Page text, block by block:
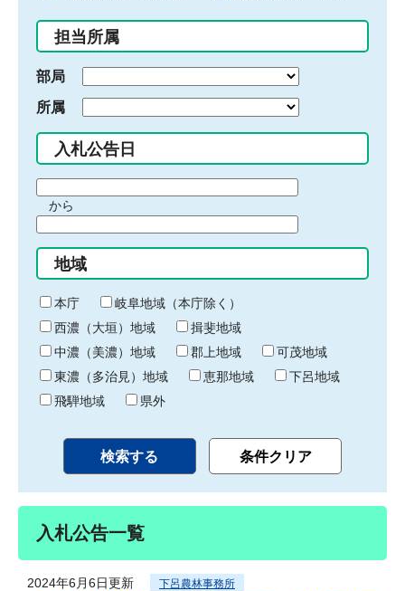
入
力
担当所属
部局
所属
入札公告日
間
始
り
から
間
終
わ
り
地域
本庁
岐阜地域（本庁除く）
西濃（大垣）地域
揖斐地域
中濃（美濃）地域
郡上地域
可茂地域
東濃（多治見）地域
恵那地域
下呂地域
飛騨地域
県外
入札公告一覧
2024年6月6日更新 下呂農林事務所